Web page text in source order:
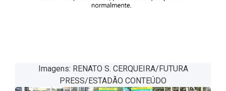
Imagens: RENATO S. CERQUEIRA/FUTURA
PRESS/ESTADÃO CONTEÚDO